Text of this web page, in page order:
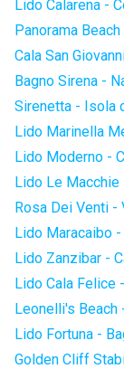
Lido Calarena -
Panorama
Cala San
Bagno Sirena -
Sirenetta - Isola
Lido Marinella
Lido Moderno -
Lido Le
Rosa Dei Venti -
Lido Maracaibo
Lido Zanzibar -
Lido Cala Felice
Leonelli's Beach
Lido Fortuna -
Golden Cliff